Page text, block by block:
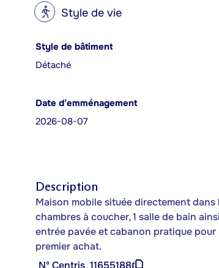
? Style de vie
Style de bâtiment
Détaché
Date d’emménagement
2026-08-07
Description
Maison mobile située directement
chambres à coucher, 1 salle de bain
entrée pavée et cabanon pratique
premier achat.
Nº Centris 11655188